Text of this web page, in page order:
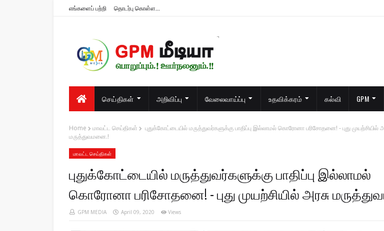
எங்களைப் பற்றி தொடர்பு கொள்ள...
செய்திகள்
அறிவிப்பு வேலைவாய்ப்பு உதவிக்கரம் கல்வி GPM
Home மாவட்ட செய்திகள்
புதுக்கோட்டையில் மருத்துவர்களுக்கு பாதிப்பு இல்லாமல் கொரோனா பரிசோதனை! - புது முயற்சியில்
மருத்துவமனை.!
மாவட்ட செய்திகள்
புதுக்கோட்டையில் மருத்துவர்களுக்கு பாதிப்பு இல்லாமல்
கொரோனா பரிசோதனை! - புது முயற்சியில் அரசு
GPM MEDIA April 09, 2020 Views